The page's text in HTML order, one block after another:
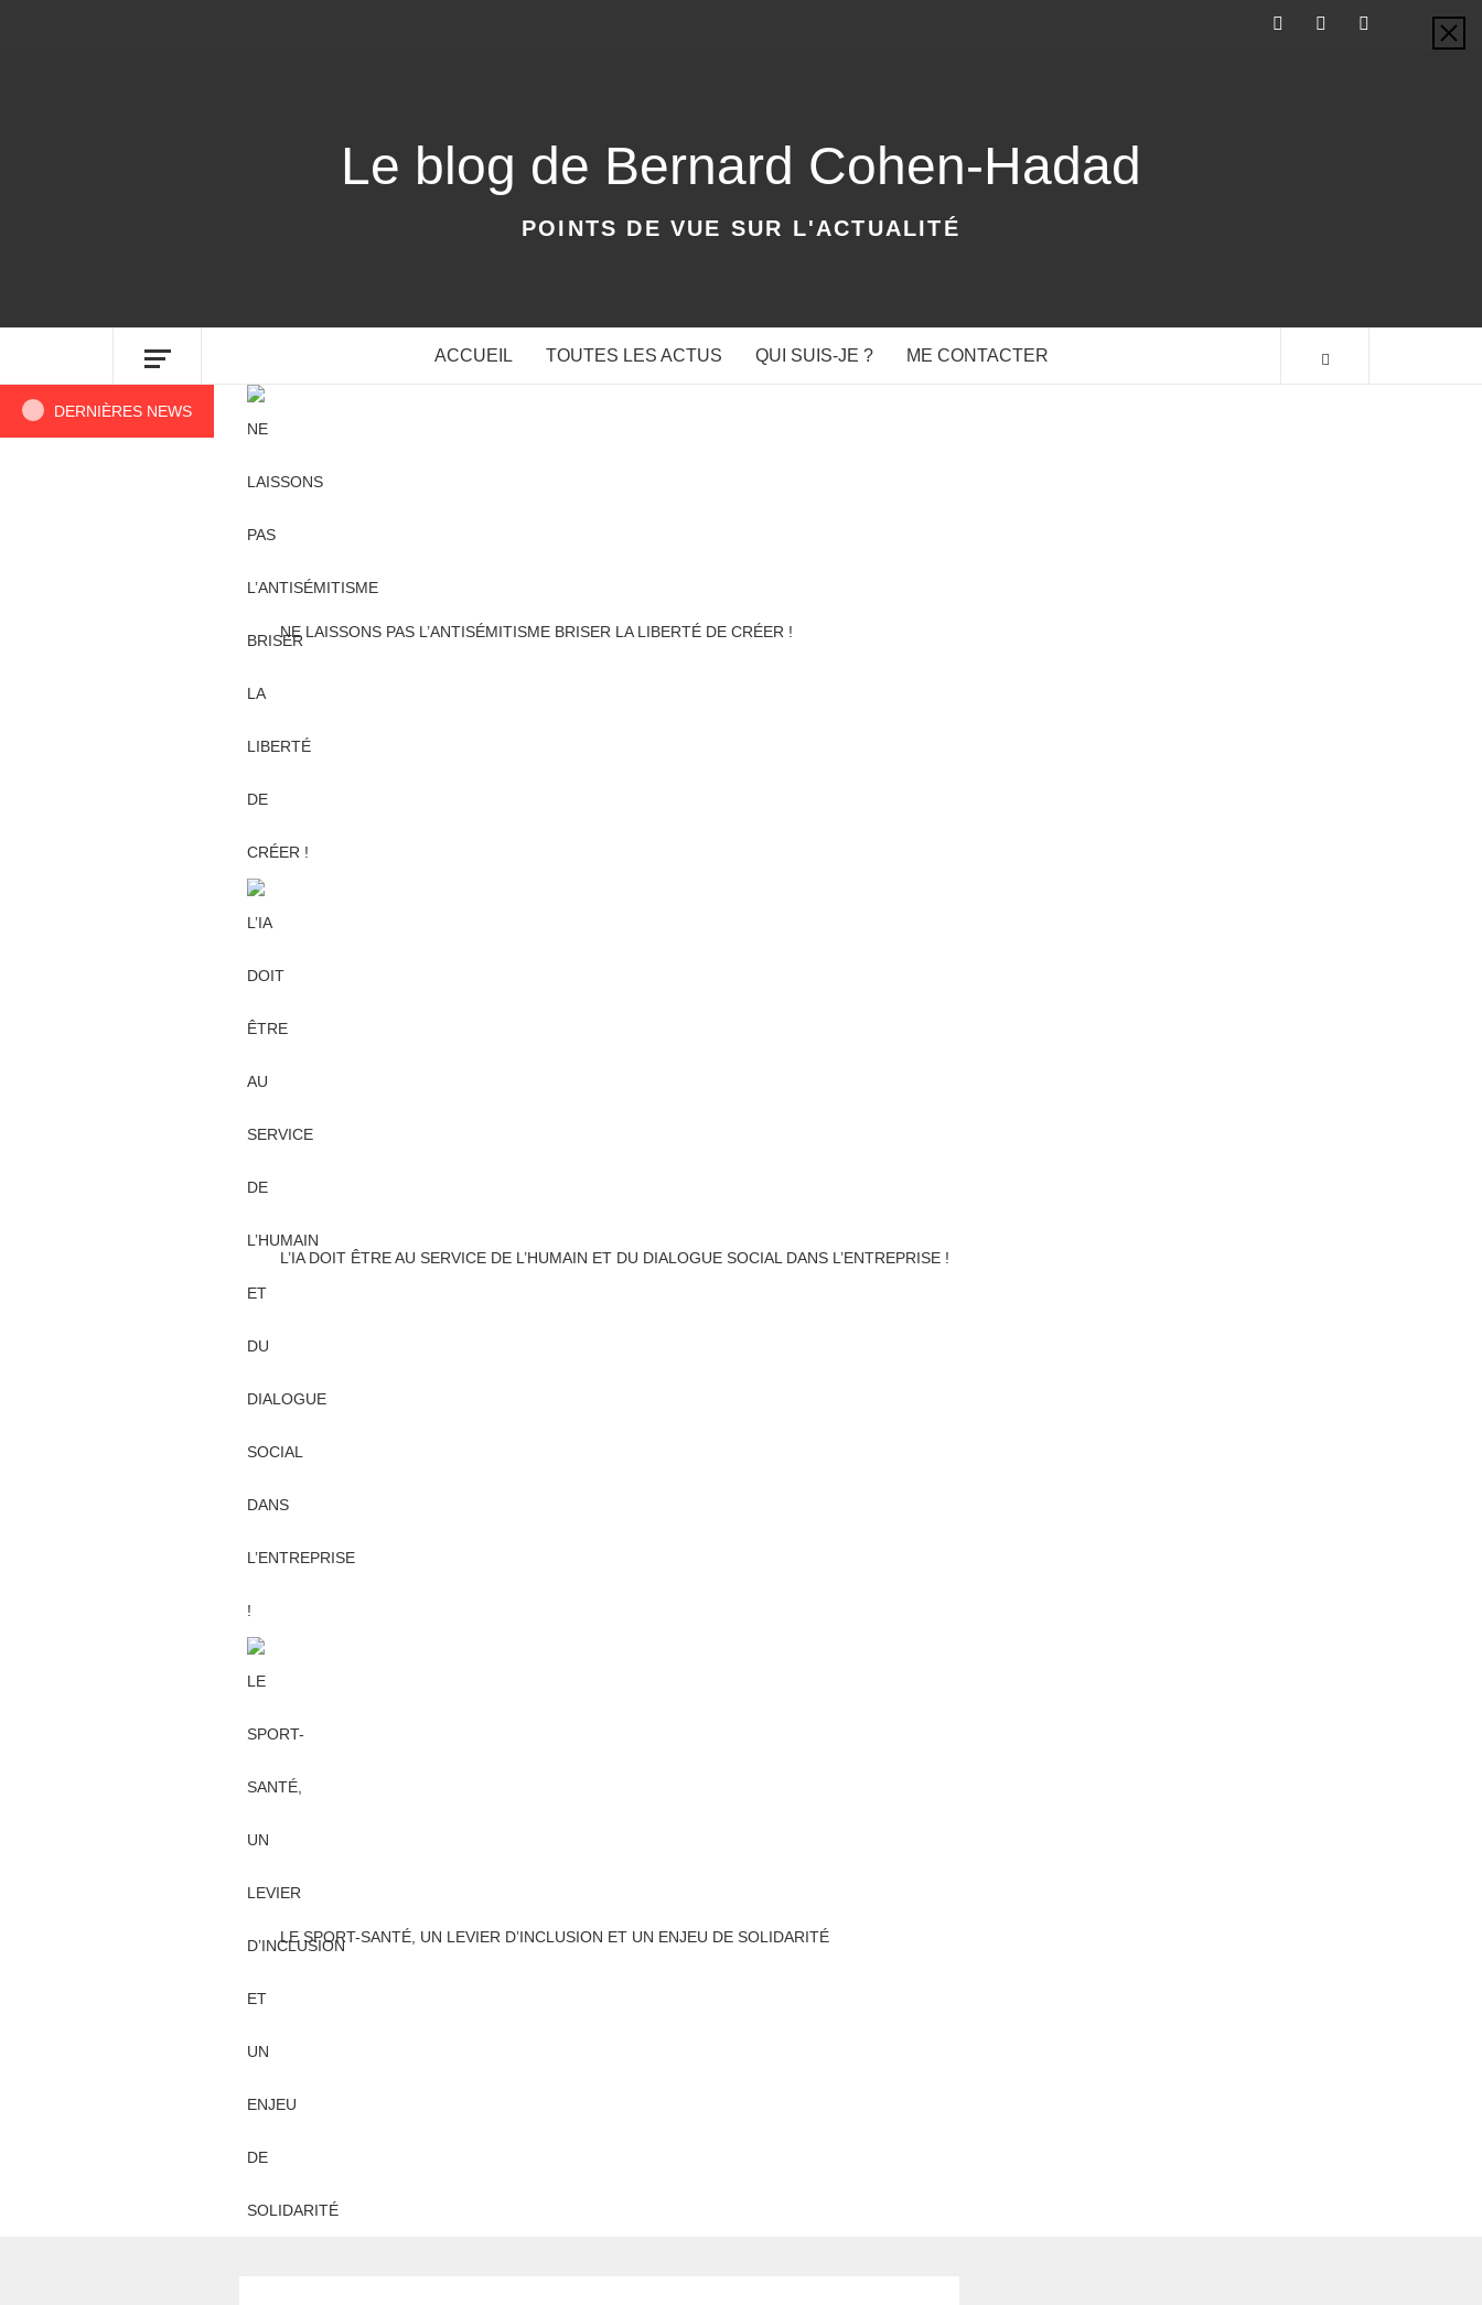
FacebookTwitterLinkedin
Le blog de Bernard Cohen-Hadad
POINTS DE VUE SUR L'ACTUALITÉ
ACCUEIL TOUTES LES ACTUS QUI SUIS-JE ? ME CONTACTER
DERNIÈRES NEWS
NE LAISSONS PAS L’ANTISÉMITISME BRISER LA LIBERTÉ DE CRÉER !
L’IA DOIT ÊTRE AU SERVICE DE L’HUMAIN ET DU DIALOGUE SOCIAL DANS L’ENTREPRISE !
LE SPORT-SANTÉ, UN LEVIER D’INCLUSION ET UN ENJEU DE SOLIDARITÉ